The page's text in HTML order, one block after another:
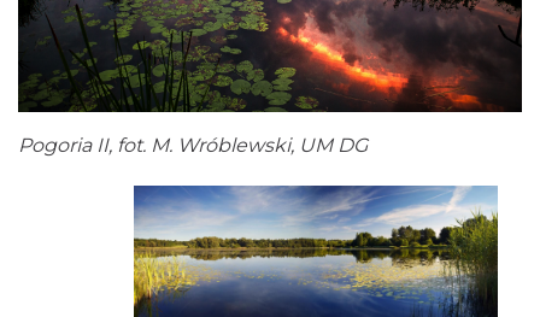
Pogoria II, fot. M. Wróblewski, UM DG